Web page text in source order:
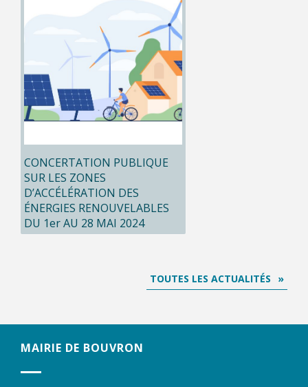
CONCERTATION PUBLIQUE
SUR LES ZONES
D’ACCÉLÉRATION DES
ÉNERGIES RENOUVELABLES
DU 1er AU 28 MAI 2024
TOUTES LES ACTUALITÉS
MAIRIE DE BOUVRON